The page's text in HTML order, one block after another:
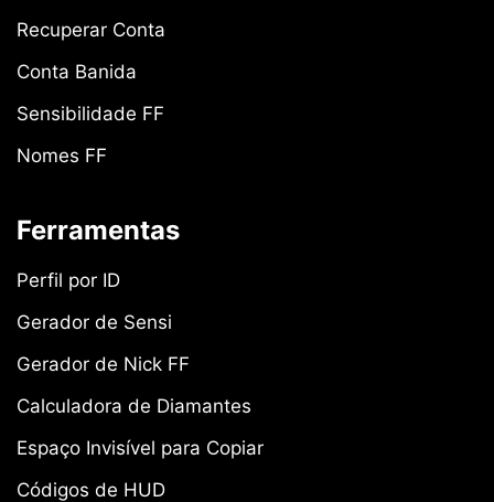
Recuperar Conta
Conta Banida
Sensibilidade FF
Nomes FF
Ferramentas
Perfil por ID
Gerador de Sensi
Gerador de Nick FF
Calculadora de Diamantes
Espaço Invisível para Copiar
Códigos de HUD